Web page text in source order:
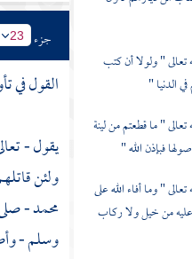
تعالى " ولولا أن كتب
الدنيا "
تعالى " ما قطعتم من لينة
فبإذن الله "
" وما أفاء الله على
من خيل ولا ركاب
جزء 23
القول في
يقول -
ولئن
محمد-
وسلم -